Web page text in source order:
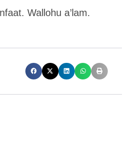
Wallohu a’lam.